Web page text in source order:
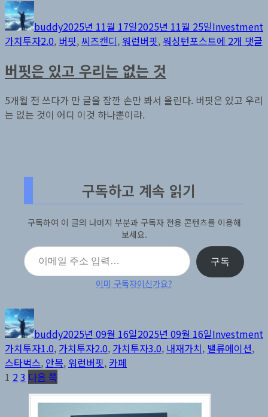
글
쓴
이
buddy성
일
2025년 11월 17일2025년 11월 25일테
고
Investment
가치투자2.0, 버핏, 씨즈캔디, 워런버핏, 워싱턴포스트버
단
에 2개 댓글
버핏은 있고 우리는 없는 것
5개월 전 쓰다가 만 글을 잠깐 손만 봐서 올린다. 버핏은 있고 우리
는 없는 것이 어디 이것 하나뿐이랴.
구독하고 계속 읽기
구독하여 이 글의 나머지 부분과 구독자 전용 콘텐츠를 이용해
보세요.
이메일 주소 입력…
구독
이미 구독자이신가요?
글
쓴
이
buddy성
일
자
2025년 09월 16일2025년 09월 16일테
고
리
Investment
가치투자1.0, 가치투자2.0, 가치투자3.0, 내재가치, 밸류에이션,
스타벅스, 안목, 워런버핏, 카페
글
페
1 페
2페
3 다음 쪽